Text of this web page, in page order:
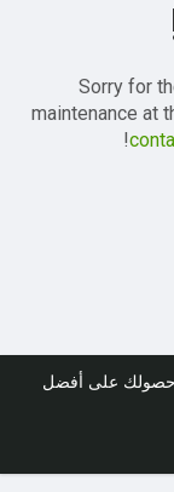
حصولك على أفضل
Sorry for
maintenance at